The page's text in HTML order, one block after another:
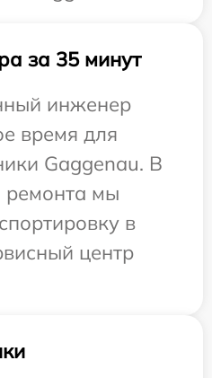
за 35 минут
инженер
время для
Gaggenau. В
ремонта мы
в
центр